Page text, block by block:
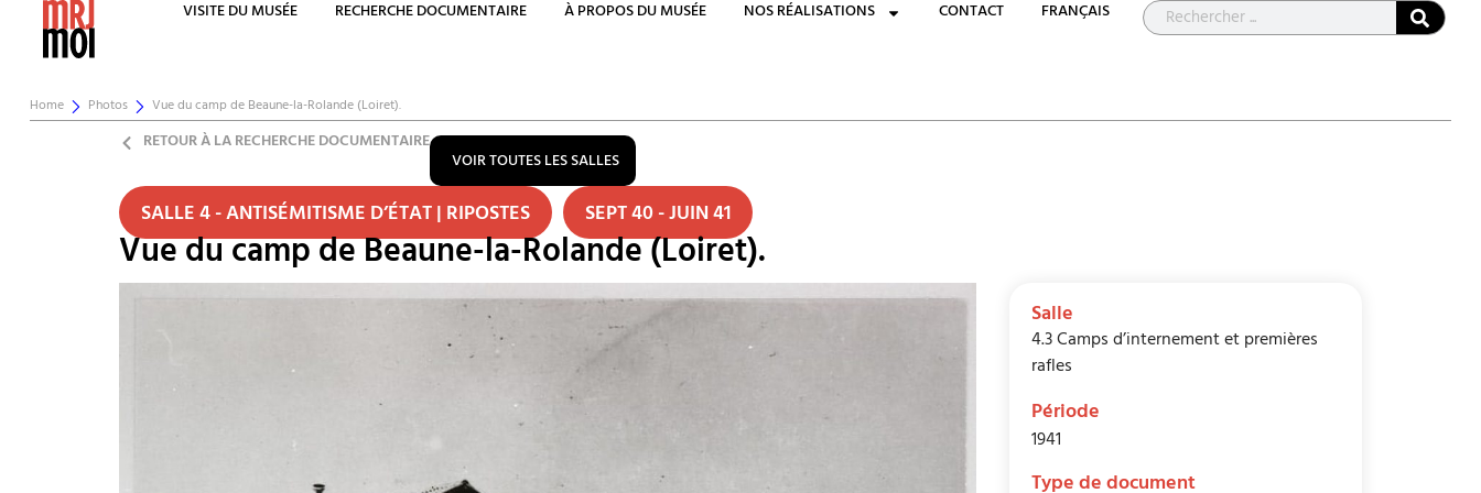
VISITE DU MUSÉE RECHERCHE DOCUMENTAIRE À PROPOS DU MUSÉE NOS RÉALISATIONS CONTACT FRANÇAIS
Home Photos Vue du camp de Beaune-la-Rolande (Loiret).
RETOUR À LA RECHERCHE DOCUMENTAIRE
VOIR TOUTES LES SALLES
SALLE 4 - ANTISÉMITISME D’ÉTAT | RIPOSTES SEPT 40 - JUIN 41
Vue du camp de Beaune-la-Rolande (Loiret).
Salle
4.3 Camps d’internement et premières
rafles
Période
1941